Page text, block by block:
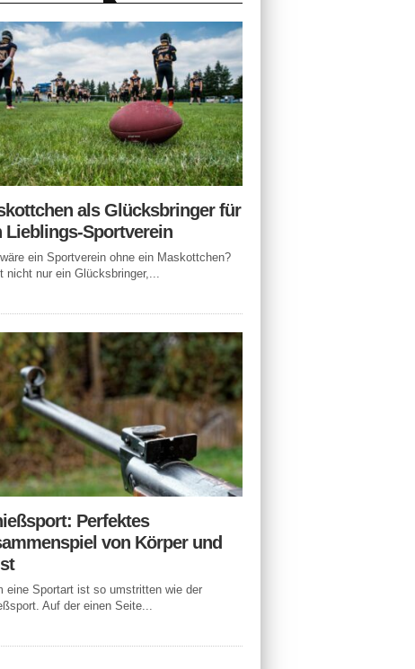
als Glücksbringer für
Lieblings-Sportverein
ein Sportverein ohne ein Maskottchen?
nicht nur ein Glücksbringer,...
Perfektes
von Körper und
eine Sportart ist so umstritten wie der
Auf der einen Seite...